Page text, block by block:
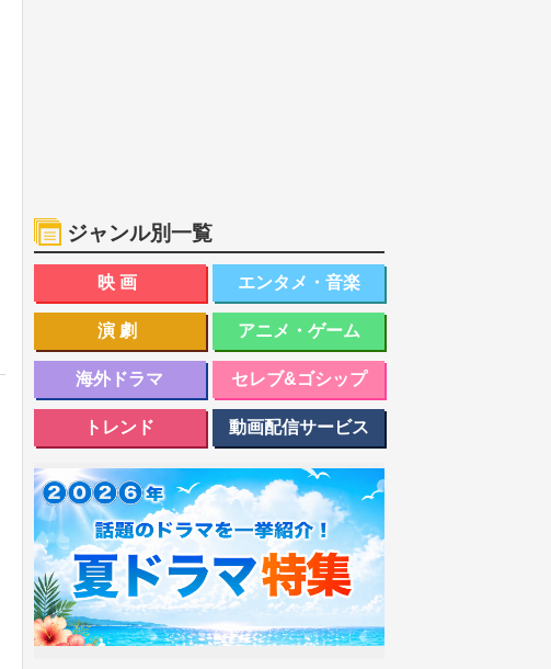
ジャンル別一覧
映画 エンタメ・音楽
演劇 アニメ・ゲーム
海外ドラマ セレブ&ゴシップ
トレンド 動画配信サービス